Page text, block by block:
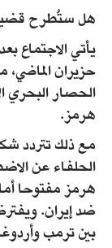
هل ستُطرح
يأتي الاجتماع
حزيران
الحصار البحري
هرمز.
مع ذلك تتردد
الحلفاء عن
هرمز مفتوحا
ضد إيران.
بين ترمب